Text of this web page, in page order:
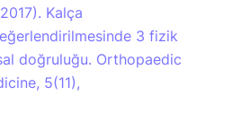
Kalça
3 fizik
doğruluğu. Orthopaedic
5(11),